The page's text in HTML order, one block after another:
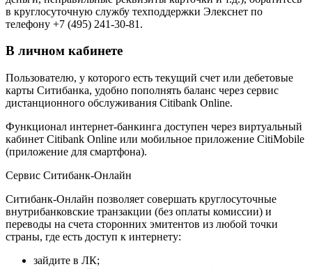
в круглосуточную службу техподдержки Элекснет по
телефону +7 (495) 241-30-81.
В личном кабинете
Пользователю, у которого есть текущий счет или дебетовые
карты Ситибанка, удобно пополнять баланс через сервис
дистанционного обслуживания Citibank Online.
Функционал интернет-банкинга доступен через виртуальный
кабинет Citibank Online или мобильное приложение CitiMobile
(приложение для смартфона).
Сервис Ситибанк-Онлайн
Ситибанк-Онлайн позволяет совершать круглосуточные
внутрибанковские транзакции (без оплаты комиссии) и
переводы на счета сторонних эмитентов из любой точки
страны, где есть доступ к интернету:
зайдите в ЛК;